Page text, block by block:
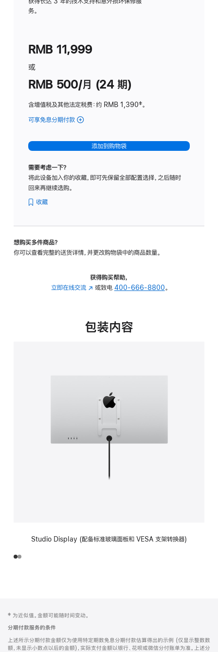
务。
RMB 11,999
或
RMB 500/月 (24 期)
含增值税及其他法定税费：约 RMB 1,390脚
‡。
可享免息分期付款 (Studio
-
标
璃
转
的
添加到购物袋
需要考虑一下？
将此设备加入你的收藏，即可先保留全部配置选择，之后随时
回来再继续选购。
收藏
想购买多件商品？
你可以查看完整的送货详情，并更改购物袋中的商品数量。
获得购买帮助，
立即在线交流 (在
中
或致电 400-666-8800。
包装内容
Studio Display (配备标准玻璃面板和 VESA 支架转换器)
页
页
脚
注
‡ 为近似值。金额可能随时间变动。
分期付款服务的条件
上述所示分期付款金额仅为使用特定期数免息分期付款估算得出的示例 (仅显示整数数
额，未显示小数点以后的金额)，实际支付金额以银行、花呗或微信分付账单为准。上述分